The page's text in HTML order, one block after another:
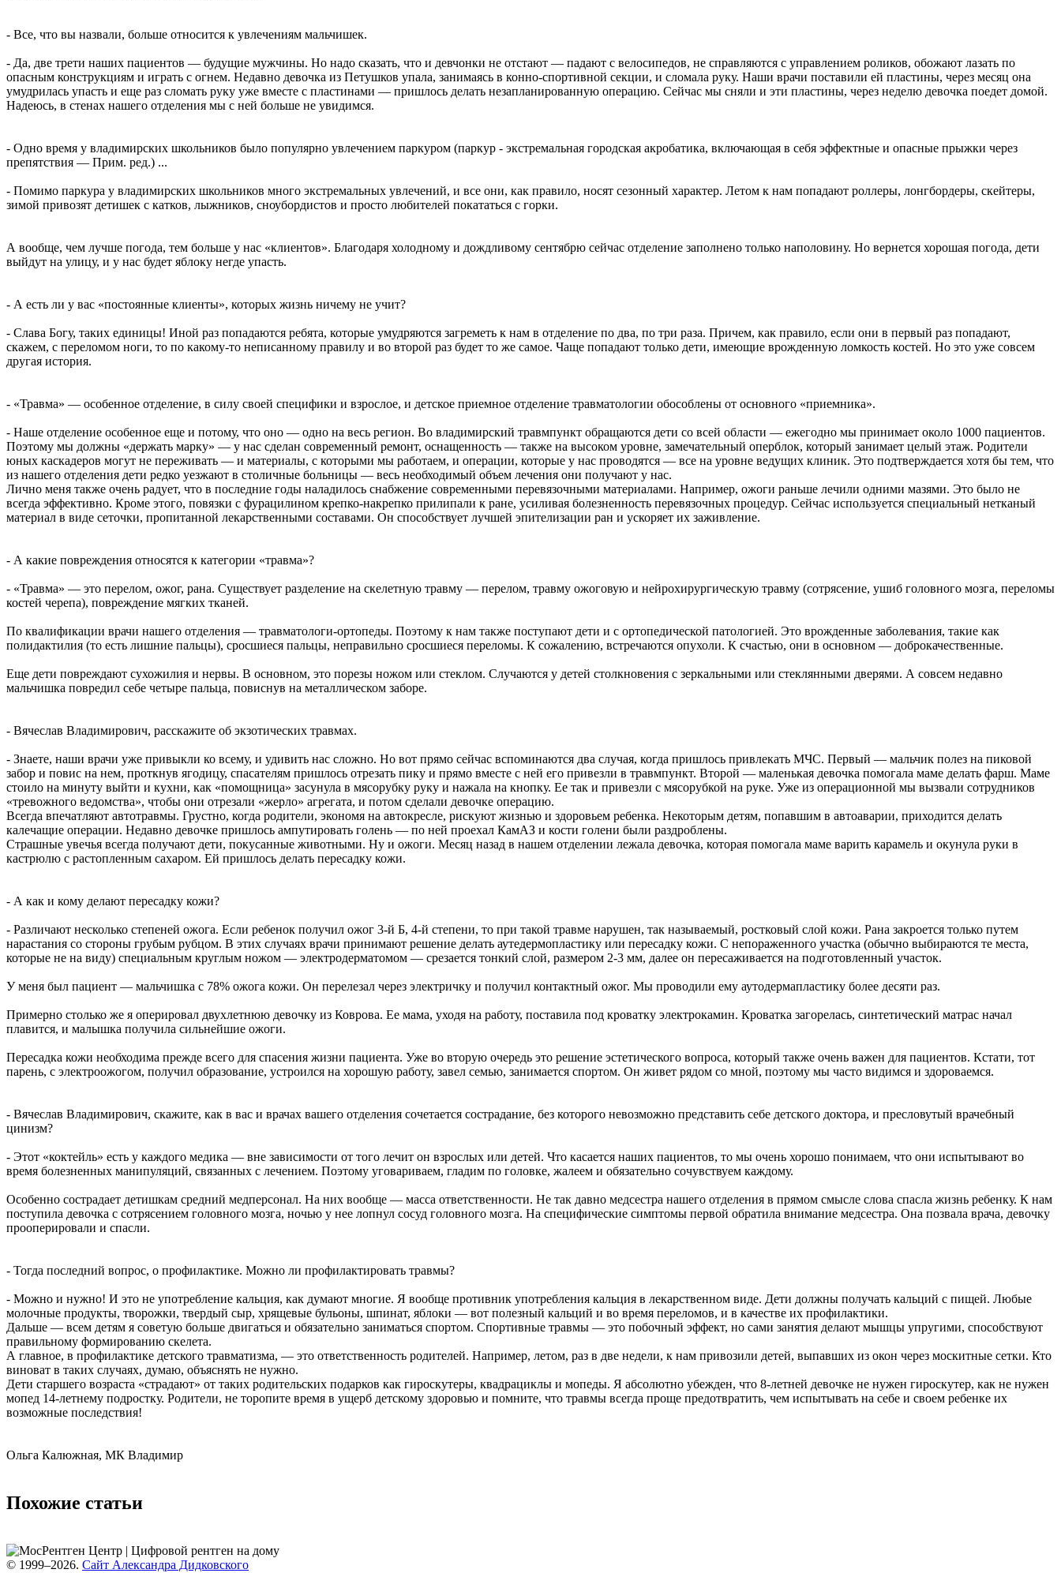
- Все, что вы назвали, больше относится к увлечениям мальчишек.
- Да, две трети наших пациентов — будущие мужчины. Но надо сказать, что и девчонки не отстают — падают с велосипедов, не справляются с управлением роликов, обожают лазать по
опасным конструкциям и играть с огнем. Недавно девочка из Петушков упала, занимаясь в конно-спортивной секции, и сломала руку. Наши врачи поставили ей пластины, через месяц она
умудрилась упасть и еще раз сломать руку уже вместе с пластинами — пришлось делать незапланированную операцию. Сейчас мы сняли и эти пластины, через неделю девочка поедет домой.
Надеюсь, в стенах нашего отделения мы с ней больше не увидимся.
- Одно время у владимирских школьников было популярно увлечением паркуром (паркур - экстремальная городская акробатика, включающая в себя эффектные и опасные прыжки через
препятствия — Прим. ред.) ...
- Помимо паркура у владимирских школьников много экстремальных увлечений, и все они, как правило, носят сезонный характер. Летом к нам попадают роллеры, лонгбордеры, скейтеры,
зимой привозят детишек с катков, лыжников, сноубордистов и просто любителей покататься с горки.
А вообще, чем лучше погода, тем больше у нас «клиентов». Благодаря холодному и дождливому сентябрю сейчас отделение заполнено только наполовину. Но вернется хорошая погода, дети
выйдут на улицу, и у нас будет яблоку негде упасть.
- А есть ли у вас «постоянные клиенты», которых жизнь ничему не учит?
- Слава Богу, таких единицы! Иной раз попадаются ребята, которые умудряются загреметь к нам в отделение по два, по три раза. Причем, как правило, если они в первый раз попадают,
скажем, с переломом ноги, то по какому-то неписанному правилу и во второй раз будет то же самое. Чаще попадают только дети, имеющие врожденную ломкость костей. Но это уже совсем
другая история.
- «Травма» — особенное отделение, в силу своей специфики и взрослое, и детское приемное отделение травматологии обособлены от основного «приемника».
- Наше отделение особенное еще и потому, что оно — одно на весь регион. Во владимирский травмпункт обращаются дети со всей области — ежегодно мы принимает около 1000 пациентов.
Поэтому мы должны «держать марку» — у нас сделан современный ремонт, оснащенность — также на высоком уровне, замечательный оперблок, который занимает целый этаж. Родители
юных каскадеров могут не переживать — и материалы, с которыми мы работаем, и операции, которые у нас проводятся — все на уровне ведущих клиник. Это подтверждается хотя бы тем, что
из нашего отделения дети редко уезжают в столичные больницы — весь необходимый объем лечения они получают у нас.
Лично меня также очень радует, что в последние годы наладилось снабжение современными перевязочными материалами. Например, ожоги раньше лечили одними мазями. Это было не
всегда эффективно. Кроме этого, повязки с фурацилином крепко-накрепко прилипали к ране, усиливая болезненность перевязочных процедур. Сейчас используется специальный нетканый
материал в виде сеточки, пропитанной лекарственными составами. Он способствует лучшей эпителизации ран и ускоряет их заживление.
- А какие повреждения относятся к категории «травма»?
- «Травма» — это перелом, ожог, рана. Существует разделение на скелетную травму — перелом, травму ожоговую и нейрохирургическую травму (сотрясение, ушиб головного мозга, переломы
костей черепа), повреждение мягких тканей.
По квалификации врачи нашего отделения — травматологи-ортопеды. Поэтому к нам также поступают дети и с ортопедической патологией. Это врожденные заболевания, такие как
полидактилия (то есть лишние пальцы), сросшиеся пальцы, неправильно сросшиеся переломы. К сожалению, встречаются опухоли. К счастью, они в основном — доброкачественные.
Еще дети повреждают сухожилия и нервы. В основном, это порезы ножом или стеклом. Случаются у детей столкновения с зеркальными или стеклянными дверями. А совсем недавно
мальчишка повредил себе четыре пальца, повиснув на металлическом заборе.
- Вячеслав Владимирович, расскажите об экзотических травмах.
- Знаете, наши врачи уже привыкли ко всему, и удивить нас сложно. Но вот прямо сейчас вспоминаются два случая, когда пришлось привлекать МЧС. Первый — мальчик полез на пиковой
забор и повис на нем, проткнув ягодицу, спасателям пришлось отрезать пику и прямо вместе с ней его привезли в травмпункт. Второй — маленькая девочка помогала маме делать фарш. Маме
стоило на минуту выйти и кухни, как «помощница» засунула в мясорубку руку и нажала на кнопку. Ее так и привезли с мясорубкой на руке. Уже из операционной мы вызвали сотрудников
«тревожного ведомства», чтобы они отрезали «жерло» агрегата, и потом сделали девочке операцию.
Всегда впечатляют автотравмы. Грустно, когда родители, экономя на автокресле, рискуют жизнью и здоровьем ребенка. Некоторым детям, попавшим в автоаварии, приходится делать
калечащие операции. Недавно девочке пришлось ампутировать голень — по ней проехал КамАЗ и кости голени были раздроблены.
Страшные увечья всегда получают дети, покусанные животными. Ну и ожоги. Месяц назад в нашем отделении лежала девочка, которая помогала маме варить карамель и окунула руки в
кастрюлю с растопленным сахаром. Ей пришлось делать пересадку кожи.
- А как и кому делают пересадку кожи?
- Различают несколько степеней ожога. Если ребенок получил ожог 3-й Б, 4-й степени, то при такой травме нарушен, так называемый, ростковый слой кожи. Рана закроется только путем
нарастания со стороны грубым рубцом. В этих случаях врачи принимают решение делать аутедермопластику или пересадку кожи. С непораженного участка (обычно выбираются те места,
которые не на виду) специальным круглым ножом — электродерматомом — срезается тонкий слой, размером 2-3 мм, далее он пересаживается на подготовленный участок.
У меня был пациент — мальчишка с 78% ожога кожи. Он перелезал через электричку и получил контактный ожог. Мы проводили ему аутодермапластику более десяти раз.
Примерно столько же я оперировал двухлетнюю девочку из Коврова. Ее мама, уходя на работу, поставила под кроватку электрокамин. Кроватка загорелась, синтетический матрас начал
плавится, и малышка получила сильнейшие ожоги.
Пересадка кожи необходима прежде всего для спасения жизни пациента. Уже во вторую очередь это решение эстетического вопроса, который также очень важен для пациентов. Кстати, тот
парень, с электроожогом, получил образование, устроился на хорошую работу, завел семью, занимается спортом. Он живет рядом со мной, поэтому мы часто видимся и здороваемся.
- Вячеслав Владимирович, скажите, как в вас и врачах вашего отделения сочетается сострадание, без которого невозможно представить себе детского доктора, и пресловутый врачебный
цинизм?
- Этот «коктейль» есть у каждого медика — вне зависимости от того лечит он взрослых или детей. Что касается наших пациентов, то мы очень хорошо понимаем, что они испытывают во
время болезненных манипуляций, связанных с лечением. Поэтому уговариваем, гладим по головке, жалеем и обязательно сочувствуем каждому.
Особенно сострадает детишкам средний медперсонал. На них вообще — масса ответственности. Не так давно медсестра нашего отделения в прямом смысле слова спасла жизнь ребенку. К нам
поступила девочка с сотрясением головного мозга, ночью у нее лопнул сосуд головного мозга. На специфические симптомы первой обратила внимание медсестра. Она позвала врача, девочку
прооперировали и спасли.
- Тогда последний вопрос, о профилактике. Можно ли профилактировать травмы?
- Можно и нужно! И это не употребление кальция, как думают многие. Я вообще противник употребления кальция в лекарственном виде. Дети должны получать кальций с пищей. Любые
молочные продукты, творожки, твердый сыр, хрящевые бульоны, шпинат, яблоки — вот полезный кальций и во время переломов, и в качестве их профилактики.
Дальше — всем детям я советую больше двигаться и обязательно заниматься спортом. Спортивные травмы — это побочный эффект, но сами занятия делают мышцы упругими, способствуют
правильному формированию скелета.
А главное, в профилактике детского травматизма, — это ответственность родителей. Например, летом, раз в две недели, к нам привозили детей, выпавших из окон через москитные сетки. Кто
виноват в таких случаях, думаю, объяснять не нужно.
Дети старшего возраста «страдают» от таких родительских подарков как гироскутеры, квадрациклы и мопеды. Я абсолютно убежден, что 8-летней девочке не нужен гироскутер, как не нужен
мопед 14-летнему подростку. Родители, не торопите время в ущерб детскому здоровью и помните, что травмы всегда проще предотвратить, чем испытывать на себе и своем ребенке их
возможные последствия!
Ольга Калюжная, МК Владимир
Похожие статьи
© 1999–2026. Сайт Александра Дидковского